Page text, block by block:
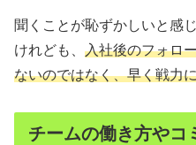
聞くことが恥ずかしいと感
けれども、 入社後のフォロ
ないのではなく、早く戦力
チームの働き方やコ